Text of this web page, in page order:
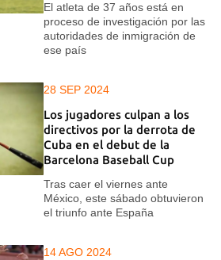
El atleta de 37 años está en
proceso de investigación por las
autoridades de inmigración de
ese país
28 SEP 2024
Los jugadores culpan a los
directivos por la derrota de
Cuba en el debut de la
Barcelona Baseball Cup
Tras caer el viernes ante
México, este sábado obtuvieron
el triunfo ante España
14 AGO 2024